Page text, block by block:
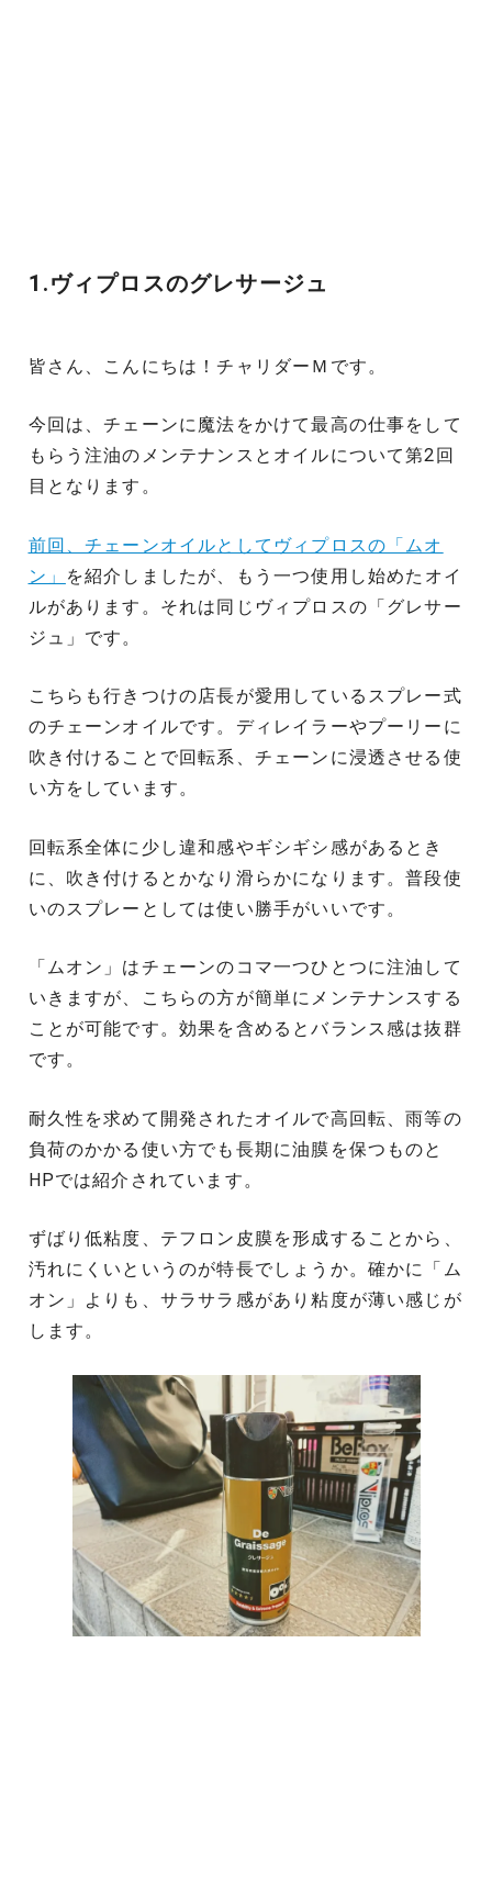
1.ヴィプロスのグレサージュ
皆さん、こんにちは！チャリダーＭです。
今回は、チェーンに魔法をかけて最高の仕事をして
もらう注油のメンテナンスとオイルについて第2回
目となります。
前回、チェーンオイルとしてヴィプロスの「ムオ
ン」
を紹介しましたが、もう一つ使用し始めたオイ
ルがあります。それは同じヴィプロスの「グレサー
ジュ」です。
こちらも行きつけの店長が愛用しているスプレー式
のチェーンオイルです。ディレイラーやプーリーに
吹き付けることで回転系、チェーンに浸透させる使
い方をしています。
回転系全体に少し違和感やギシギシ感があるとき
に、吹き付けるとかなり滑らかになります。普段使
いのスプレーとしては使い勝手がいいです。
「ムオン」はチェーンのコマ一つひとつに注油して
いきますが、こちらの方が簡単にメンテナンスする
ことが可能です。効果を含めるとバランス感は抜群
です。
耐久性を求めて開発されたオイルで高回転、雨等の
負荷のかかる使い方でも長期に油膜を保つものと
HPでは紹介されています。
ずばり低粘度、テフロン皮膜を形成することから、
汚れにくいというのが特長でしょうか。確かに「ム
オン」よりも、サラサラ感があり粘度が薄い感じが
します。